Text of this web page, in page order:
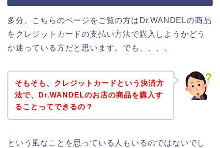
多分、こちらのページをご覧の方はDr.WANDELの商品
をクレジットカードの支払い方法で購入しようかどう
か迷っている方だと思います。でも、、、。
そもそも、クレジットカードという決済方
法で、Dr.WANDELのお店の商品を購入す
ることってできるの？
という風なことを思っている人もいるのではないでし